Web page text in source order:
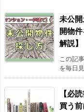
未公
開物
解説】
この記
を毎日
【必
買う